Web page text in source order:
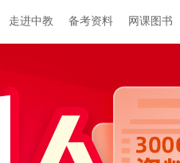
走进中教 备考资料 网课图书